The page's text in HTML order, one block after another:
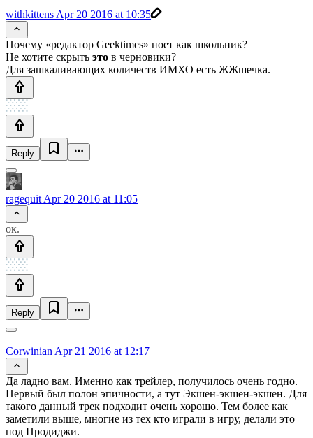
withkittens Apr 20 2016 at 10:35
Почему «редактор Geektimes» ноет как школьник?
Не хотите скрыть это в черновики?
Для зашкаливающих количеств ИМХО есть ЖЖшечка.
Reply
ragequit Apr 20 2016 at 11:05
ок.
Reply
Corwinian Apr 21 2016 at 12:17
Да ладно вам. Именно как трейлер, получилось очень годно.
Первый был полон эпичности, а тут Экшен-экшен-экшен. Для
такого данный трек подходит очень хорошо. Тем более как
заметили выше, многие из тех кто играли в игру, делали это
под Продиджи.